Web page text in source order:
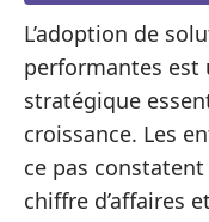
L’adoption de
performantes est
stratégique
croissance. Les
ce pas
chiffre d’affaires